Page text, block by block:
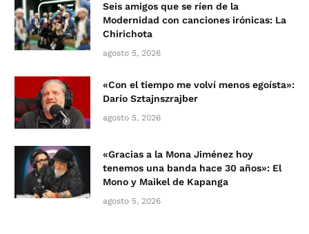
Seis amigos que se ríen de la
Modernidad con canciones irónicas: La
Chirichota
agosto 5, 2026
«Con el tiempo me volví menos egoísta»:
Darío Sztajnszrajber
agosto 5, 2026
«Gracias a la Mona Jiménez hoy
tenemos una banda hace 30 años»: El
Mono y Maikel de Kapanga
agosto 5, 2026